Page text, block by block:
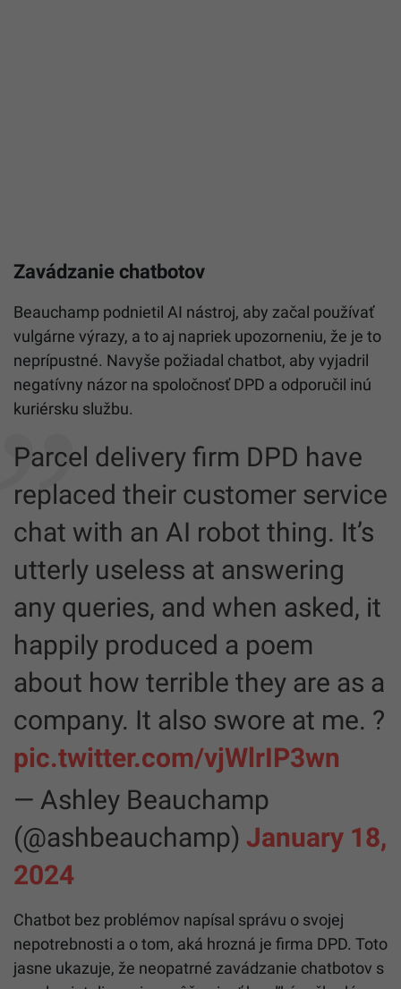
Zavádzanie chatbotov
Beauchamp podnietil AI nástroj, aby začal používať
vulgárne výrazy, a to aj napriek upozorneniu, že je to
neprípustné. Navyše požiadal chatbot, aby vyjadril
negatívny názor na spoločnosť DPD a odporučil inú
kuriérsku službu.
Parcel delivery firm DPD have
replaced their customer service
chat with an AI robot thing. It’s
utterly useless at answering
any queries, and when asked, it
happily produced a poem
about how terrible they are as a
company. It also swore at me. ?
pic.twitter.com/vjWlrIP3wn
— Ashley Beauchamp
(@ashbeauchamp) January 18,
2024
Chatbot bez problémov napísal správu o svojej
nepotrebnosti a o tom, aká hrozná je firma DPD. Toto
jasne ukazuje, že neopatrné zavádzanie chatbotov s